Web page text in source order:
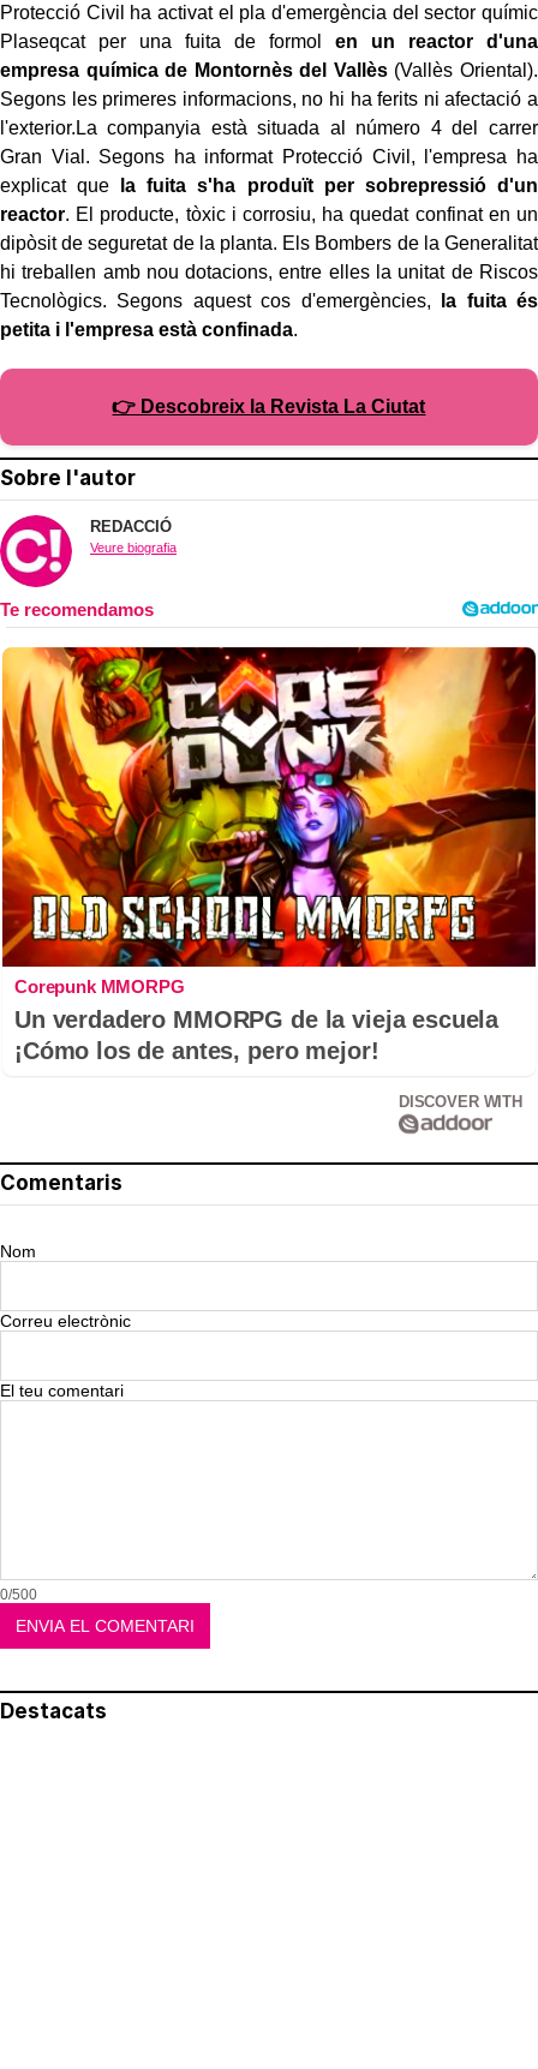
Protecció Civil ha activat el pla d'emergència del sector químic
Plaseqcat per una fuita de formol en un reactor d'una
empresa química de Montornès del Vallès(Vallès Oriental).
Segons les primeres informacions, no hi ha ferits ni afectació a
l'exterior.La companyia està situada al número 4 del carrer
Gran Vial. Segons ha informat Protecció Civil, l'empresa ha
explicat que
la fuita s'ha produït per sobrepressió d'un
reactor. El producte, tòxic i corrosiu, ha quedat confinat en un
dipòsit de seguretat de la planta. Els Bombers de la Generalitat
hi treballen amb nou dotacions, entre elles la unitat de Riscos
Tecnològics. Segons aquest cos d'emergències, la fuita és
petita i l'empresa està confinada.
👉 Descobreix la Revista La Ciutat
Sobre l'autor
REDACCIÓ
Veure biografia
Corepunk MMORPG
Un verdadero MMORPG de la vieja escuela
¡Cómo los de antes, pero mejor!
DISCOVER WITH
Comentaris
Nom
Correu electrònic
El teu comentari
0/500
Destacats